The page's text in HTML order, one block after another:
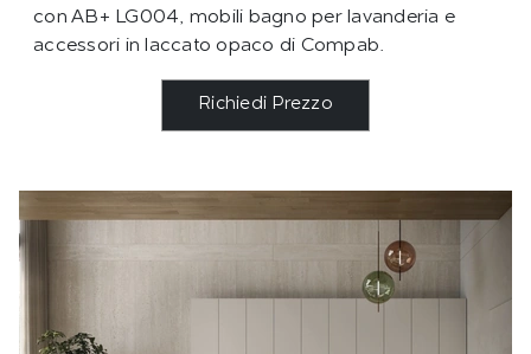
con AB+ LG004, mobili bagno per lavanderia e
accessori in laccato opaco di Compab.
Richiedi Prezzo